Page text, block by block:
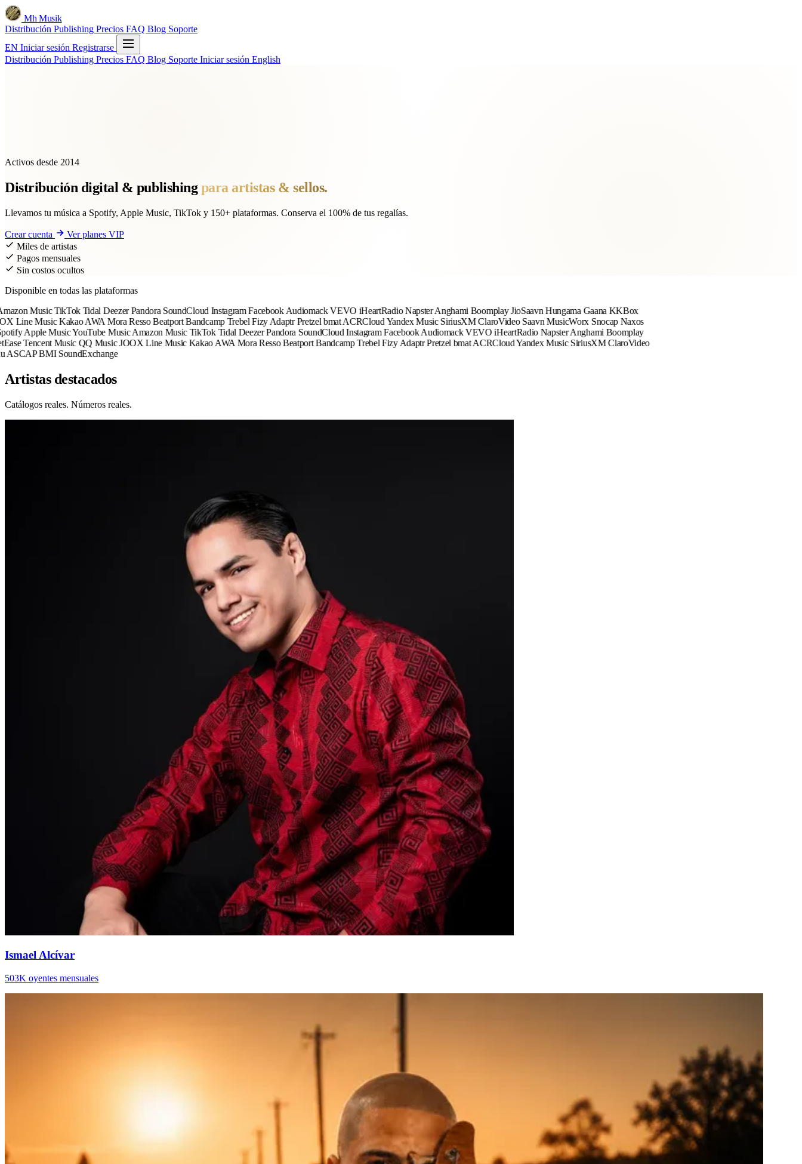
Mh Musik
Distribución Publishing Precios FAQ Blog Soporte
EN Iniciar sesión Registrarse
Distribución Publishing Precios FAQ Blog Soporte Iniciar sesión English
Activos desde 2014
Distribución digital & publishing para artistas & sellos.
Llevamos tu música a Spotify, Apple Music, TikTok y 150+ plataformas. Conserva el 100% de tus regalías.
Crear cuenta
Ver planes VIP
Miles de artistas
Pagos mensuales
Sin costos ocultos
Disponible en todas las plataformas
MusicTikTokTidalDeezerPandoraSoundCloudInstagramFacebookAudiomackVEVOiHeartRadioNapsterAnghamiBoomplayJioSaavnHungamaGaanaKKBox
MusicKakaoAWAMora RessoBeatportBandcampTrebelFizyAdaptrPretzelbmatACRCloudYandex MusicSiriusXMClaroVideoSaavnMusicWorxSnocapNaxos
Apple MusicYouTube MusicAmazon MusicTikTokTidalDeezerPandoraSoundCloudInstagramFacebookAudiomackVEVOiHeartRadioNapsterAnghamiBoomplay
Tencent MusicQQ MusicJOOXLine MusicKakaoAWA Mora RessoBeatportBandcampTrebelFizyAdaptrPretzelbmatACRCloudYandex MusicSiriusXMClaroVideo
BMISoundExchange
Artistas destacados
Catálogos reales. Números reales.
Ismael Alcívar
503K oyentes mensuales